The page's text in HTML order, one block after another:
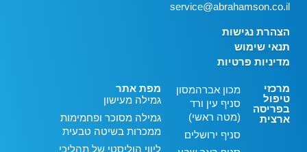
service@abrahamson.co.il
הצהרת נגישות
תנאי שימוש
מדיניות פרטיות
מרכזי
טיפול
בפריסה
ארצית
מכון אברהמסון
סניף עין ורד
(מטה ראשי)
סניף ירושלים
מפת אתר
גמילה מעישון
גמילה מסוכר ופחמימות
ממכרות בשיטה טבעית
ליווי הוליסטי של תהליכי